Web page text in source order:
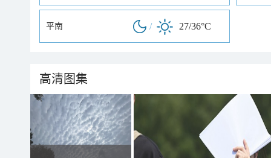
平南 / 27/36°C
高清图集